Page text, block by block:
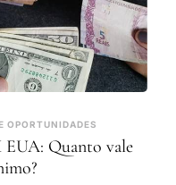
OPORTUNIDADES
EUA: Quanto vale